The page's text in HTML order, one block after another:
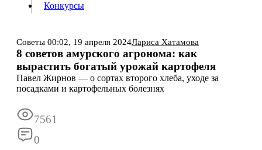
ИнформацияПодпискаРекламаВсе новости Архив
Конкурсы
Советы 00:02, 19 апреля 2024Лариса Хатамова
8 советов амурского агронома: как
вырастить богатый урожай картофеля
Павел Жирнов — о сортах второго хлеба, уходе за
посадками и картофельных болезнях
7561
0